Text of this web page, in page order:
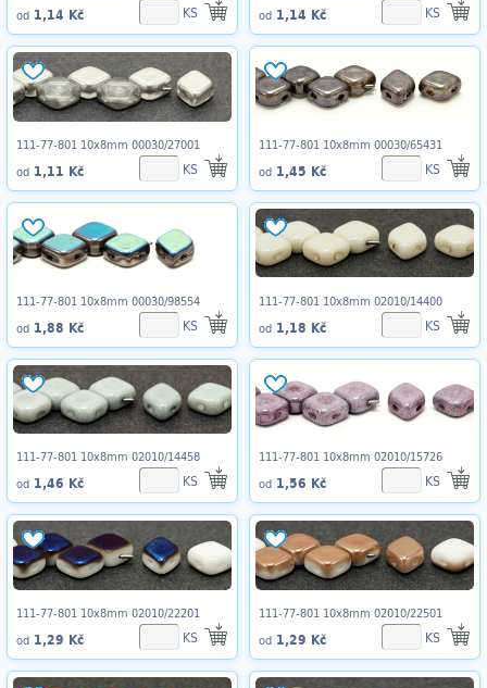
od 1,14 Kč KS
od 1,14 Kč KS
111-77-801 10x8mm 00030/27001
od 1,11 Kč KS
111-77-801 10x8mm 00030/65431
od 1,45 Kč KS
111-77-801 10x8mm 00030/98554
od 1,88 Kč KS
111-77-801 10x8mm 02010/14400
od 1,18 Kč KS
111-77-801 10x8mm 02010/14458
od 1,46 Kč KS
111-77-801 10x8mm 02010/15726
od 1,56 Kč KS
111-77-801 10x8mm 02010/22201
od 1,29 Kč KS
111-77-801 10x8mm 02010/22501
od 1,29 Kč KS